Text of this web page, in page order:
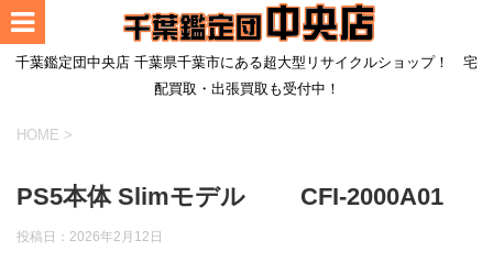
千葉鑑定団中央店 千葉県千葉市にある超大型リサイクルショップ！ 宅
配買取・出張買取も受付中！
HOME >
PS5本体 Slimモデル CFI-2000A01
投稿日：2026年2月12日